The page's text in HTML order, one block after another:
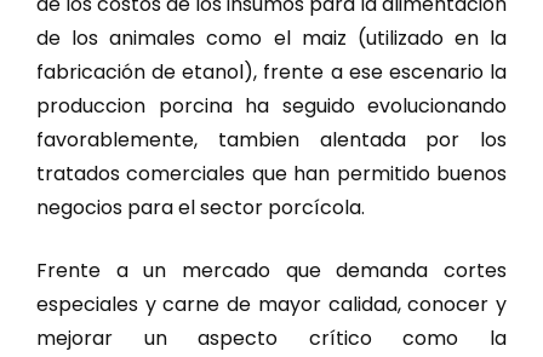
de los animales como el maiz (utilizado en la
fabricación de etanol), frente a ese escenario la
produccion porcina ha seguido evolucionando
favorablemente, tambien alentada por los
tratados comerciales que han permitido buenos
negocios para el sector porcícola.
Frente a un mercado que demanda cortes
especiales y carne de mayor calidad, conocer y
mejorar un aspecto crítico como la